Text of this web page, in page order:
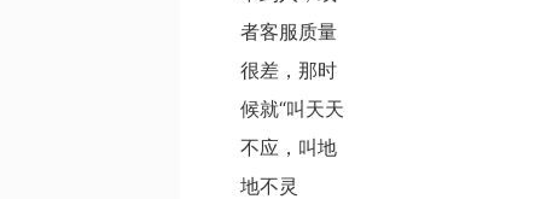
者客服质量
很差，那时
候就“叫天天
不应，叫地
地不灵